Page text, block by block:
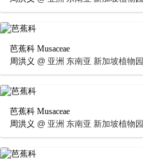
芭蕉科 Musaceae
周洪义 @ 亚洲 东南亚 新加坡植物园
芭蕉科 Musaceae
周洪义 @ 亚洲 东南亚 新加坡植物园